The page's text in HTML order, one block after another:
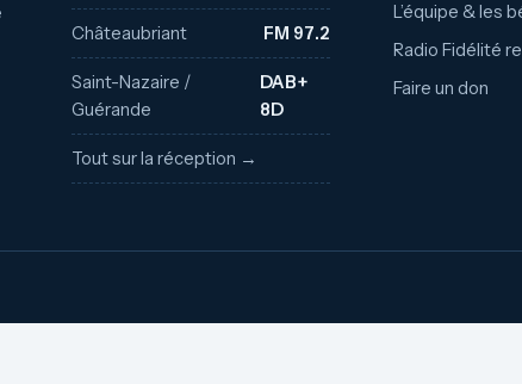
Châteaubriant FM 97.2
Saint-Nazaire /
Guérande
DAB+
8D
Tout sur la réception →
L’équipe & les
Radio Fidélité
Faire un don